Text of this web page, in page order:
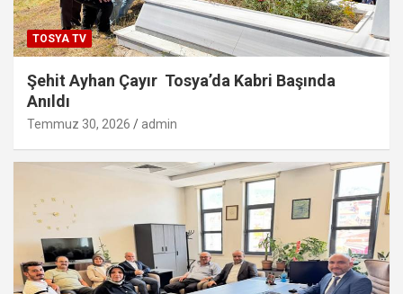
TOSYA TV
Şehit Ayhan Çayır Tosya’da Kabri Başında
Anıldı
Temmuz 30, 2026 admin